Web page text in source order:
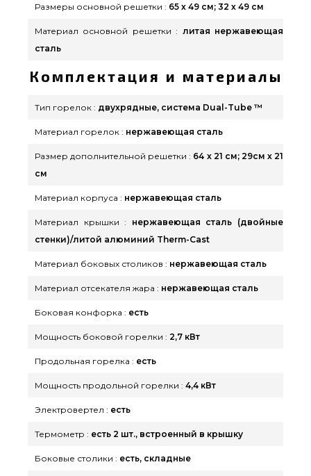
Размеры основной решетки : 65 х 49 см; 32 х 49 см
Материал основной решетки : литая нержавеющая
сталь
Комплектация и материалы
Тип горелок : двухрядные, система Dual-Tube ™
Материал горелок : нержавеющая сталь
Размер дополнительной решетки : 64 x 21 см; 29см х 21
см
Материал корпуса : нержавеющая сталь
Материал крышки :
нержавеющая сталь (двойные
стенки)/литой алюминий Therm-Cast
Материал боковых столиков : нержавеющая сталь
Материал отсекателя жара : нержавеющая сталь
Боковая конфорка : есть
Мощность боковой горелки : 2,7 кВт
Продольная горелка : есть
Мощность продольной горелки : 4,4 кВт
Электровертел : есть
Термометр : есть 2 шт., встроенный в крышку
Боковые столики : есть, складные